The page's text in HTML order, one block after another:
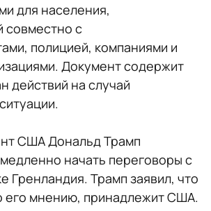
для населения,
совместно с
полицией, компаниями и
Документ содержит
действий на случай
США Дональд Трамп
начать переговоры с
Гренландия. Трамп заявил, что
его мнению, принадлежит США.